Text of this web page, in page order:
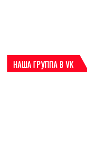
НАША ГРУППА В VK